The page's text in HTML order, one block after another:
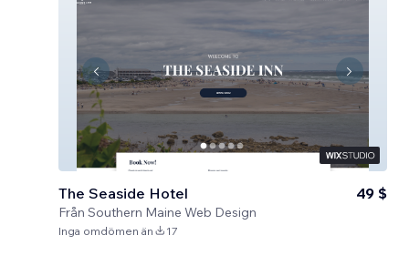
The Seaside Hotel
Från Southern Maine Web Design
49 $
Inga omdömen än 17